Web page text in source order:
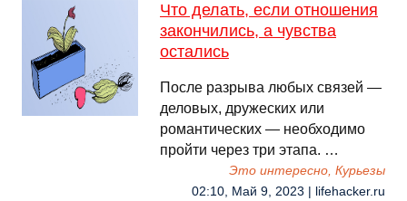
Что делать, если отношения
закончились, а чувства
остались
После разрыва любых связей —
деловых, дружеских или
романтических — необходимо
пройти через три этапа. …
Это интересно, Курьезы
02:10, Май 9, 2023 | lifehacker.ru